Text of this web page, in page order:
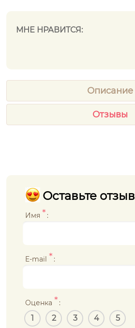
МНЕ НРАВИТСЯ:
Описание
Отзывы
Оставьте отзыв
Имя * :
E-mail * :
Оценка * :
1 2 3 4 5